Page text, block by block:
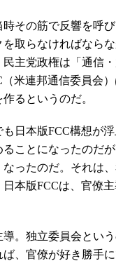
その筋で反響を呼び
取らなければなら
主党政権は「通信
（米連邦通信委員会
るというのだ。
日本版FCC構想が
ることになったのだ
ったのだ。それは
本版FCCは、官僚
。独立委員会とい
ば、官僚が好き勝手